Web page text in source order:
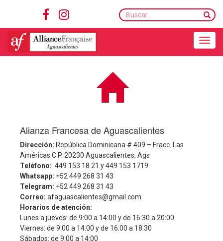
Buscar...
Alianza Francesa de Aguascalientes
Dirección: República Dominicana # 409 – Fracc. Las
Américas C.P. 20230 Aguascalientes, Ags
Teléfono: 449 153 18 21 y 449 153 1719
Whatsapp: +52 449 268 31 43
Telegram: +52 449 268 31 43
Correo: afaguascalientes@gmail.com
Horarios de atención:
Lunes a jueves: de 9:00 a 14:00 y de 16:30 a 20:00
Viernes: de 9:00 a 14:00 y de 16:00 a 18:30
Sábados: de 9:00 a 14:00